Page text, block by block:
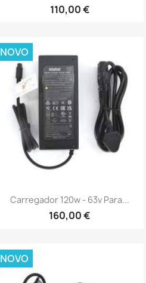
110,00 €
Vista rápida
Carregador 120w - 63v Para...
160,00 €
NOVO
NOVO